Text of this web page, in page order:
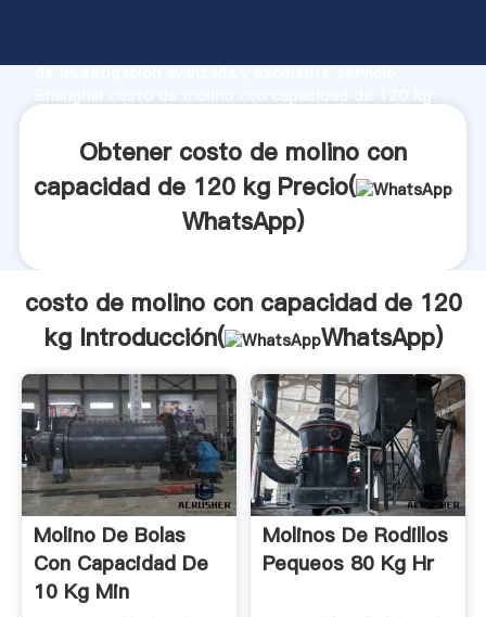
de investigación avanzada y excelente servicio,
clientes.Obtener costo de molino con
capacidad de 120 kg Precio(
WhatsApp)
costo de molino con capacidad de 120
kg Introducción(
WhatsApp)
Molino De Bolas
Con Capacidad De
10 Kg Min
Molinos De Rodillos
Pequeos 80 Kg Hr